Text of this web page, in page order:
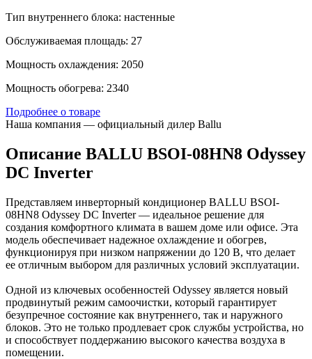
Тип внутреннего блока: настенные
Обслуживаемая площадь: 27
Мощность охлаждения: 2050
Мощность обогрева: 2340
Подробнее о товаре
Наша компания — официальный дилер Ballu
Описание BALLU BSOI-08HN8 Odyssey
DC Inverter
Представляем инверторный кондиционер BALLU BSOI-
08HN8 Odyssey DC Inverter — идеальное решение для
создания комфортного климата в вашем доме или офисе. Эта
модель обеспечивает надежное охлаждение и обогрев,
функционируя при низком напряжении до 120 В, что делает
ее отличным выбором для различных условий эксплуатации.
Одной из ключевых особенностей Odyssey является новый
продвинутый режим самоочистки, который гарантирует
безупречное состояние как внутреннего, так и наружного
блоков. Это не только продлевает срок службы устройства, но
и способствует поддержанию высокого качества воздуха в
помещении.